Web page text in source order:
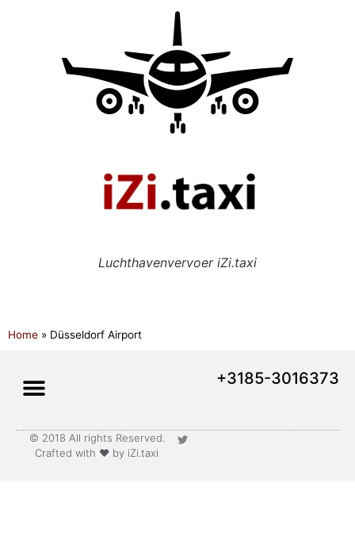
Luchthavenvervoer iZi.taxi
Home » Düsseldorf Airport
+3185-3016373
© 2018 All rights Reserved.
Crafted with ♥ by iZi.taxi